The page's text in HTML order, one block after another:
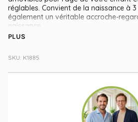
réglables. Convient de la naissance à
également un véritable accroche-
naissance.
Notre promesse :
Nous produisons au centre de
personnellement nos partenaires
Nous prenons à cœur les
développons continuellement nos
PLUS
SKU: K1885